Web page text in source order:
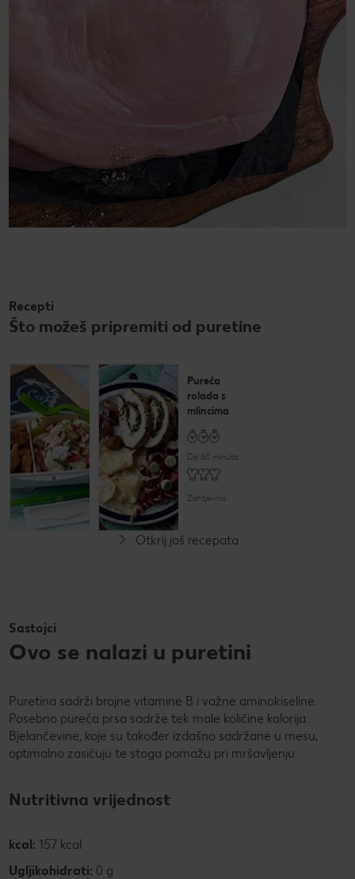
Recepti
Što možeš pripremiti od puretine
Krumpir-
salata s
purećim
kockicama
Do 30 minuta
Jednostavno
Pureća
rolada s
mlincima
Do 60 minuta
Zahtjevno
Otkrij još recepata
Sastojci
Ovo se nalazi u puretini
Puretina sadrži brojne vitamine B i važne aminokiseline.
Posebno pureća prsa sadrže tek male količine kalorija.
Bjelančevine, koje su također izdašno sadržane u mesu,
optimalno zasićuju te stoga pomažu pri mršavljenju.
Nutritivna vrijednost
kcal: 157 kcal
Ugljikohidrati: 0 g